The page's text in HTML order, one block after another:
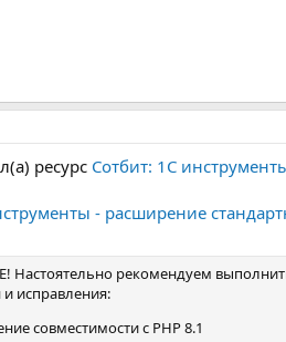
ресурс Сотбит: 1С
- расширение
рекомендуем
исправления:
совместимости с PHP 8.1